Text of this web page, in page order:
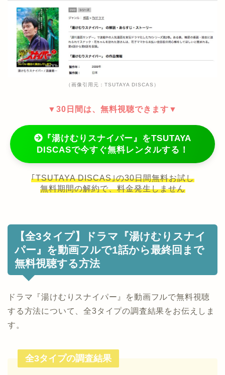
（画像引用元：TSUTAYA DISCAS）
▼30日間は、無料視聴できます▼
『湯けむりスナイパー』をTSUTAYA
DISCASで今すぐ無料レンタルする！
｢TSUTAYA DISCAS｣の30日間無料お試し
無料期間の解約で、料金発生しません
【全3タイプ】ドラマ『湯けむりスナイ
パー』を動画フルで1話から最終回まで
無料視聴する方法
ドラマ『湯けむりスナイパー』を動画フルで無料視聴
する方法について、全3タイプの調査結果をお伝えしま
す。
全3タイプの調査結果